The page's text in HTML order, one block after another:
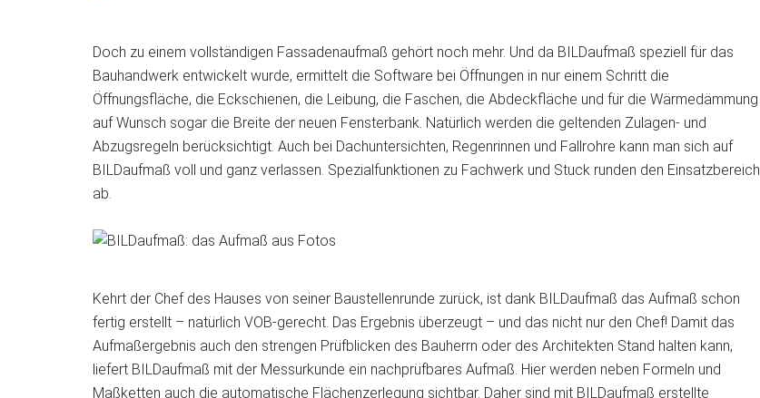
Doch zu einem vollständigen Fassadenaufmaß gehört noch mehr. Und da BILDaufmaß speziell für das
Bauhandwerk entwickelt wurde, ermittelt die Software bei Öffnungen in nur einem Schritt die
Öffnungsfläche, die Eckschienen, die Leibung, die Faschen, die Abdeckfläche und für die Wärmedämmung
auf Wunsch sogar die Breite der neuen Fensterbank. Natürlich werden die geltenden Zulagen- und
Abzugsregeln berücksichtigt. Auch bei Dachuntersichten, Regenrinnen und Fallrohre kann man sich auf
BILDaufmaß voll und ganz verlassen. Spezialfunktionen zu Fachwerk und Stuck runden den Einsatzbereich
ab.
Kehrt der Chef des Hauses von seiner Baustellenrunde zurück, ist dank BILDaufmaß das Aufmaß schon
fertig erstellt – natürlich VOB-gerecht. Das Ergebnis überzeugt – und das nicht nur den Chef! Damit das
Aufmaßergebnis auch den strengen Prüfblicken des Bauherrn oder des Architekten Stand halten kann,
liefert BILDaufmaß mit der Messurkunde ein nachprüfbares Aufmaß. Hier werden neben Formeln und
Maßketten auch die automatische Flächenzerlegung sichtbar. Daher sind mit BILDaufmaß erstellte